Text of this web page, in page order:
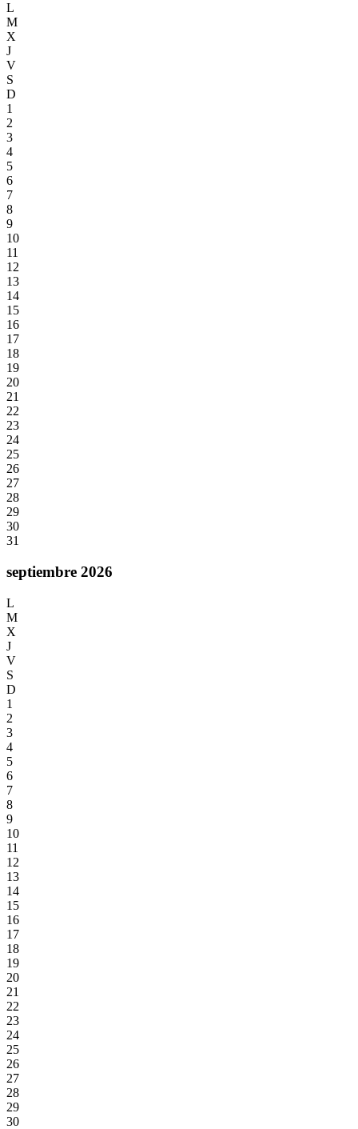
L
M
X
J
V
S
D
1
2
3
4
5
6
7
8
9
10
11
12
13
14
15
16
17
18
19
20
21
22
23
24
25
26
27
28
29
30
31
septiembre 2026
L
M
X
J
V
S
D
1
2
3
4
5
6
7
8
9
10
11
12
13
14
15
16
17
18
19
20
21
22
23
24
25
26
27
28
29
30